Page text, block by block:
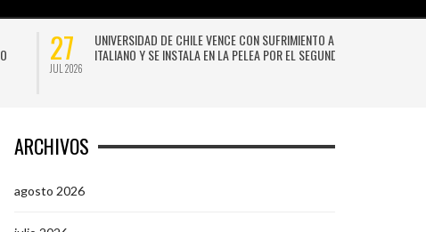
27
JUL 2026
UNIVERSIDAD DE CHILE VENCE CON SUFRIMIENTO A AUDAX
ITALIANO Y SE INSTALA EN LA PELEA POR EL SEGUNDO LUGAR
ARCHIVOS
agosto 2026